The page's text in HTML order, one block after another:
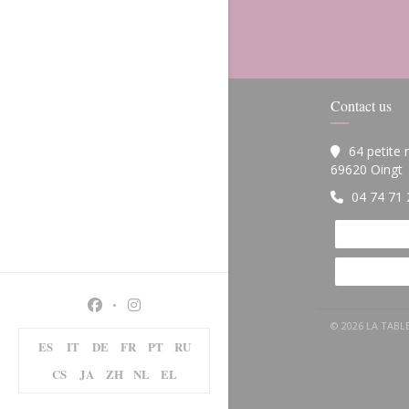
Facebook ((opens in a new window))
Instagram ((opens in a new window))
ES IT DE FR PT
RU
CS
JA ZH NL EL
Contact us
64 petite
69620 Oingt
04 74 71
© 2026 LA